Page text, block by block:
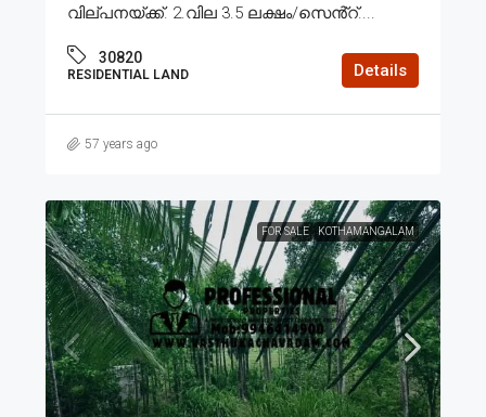
വില്പനയ്ക്ക്. 2.വില 3.5 ലക്ഷം/സെൻ്റ്....
30820
RESIDENTIAL LAND Details
57 years ago
FOR SALE KOTHAMANGALAM